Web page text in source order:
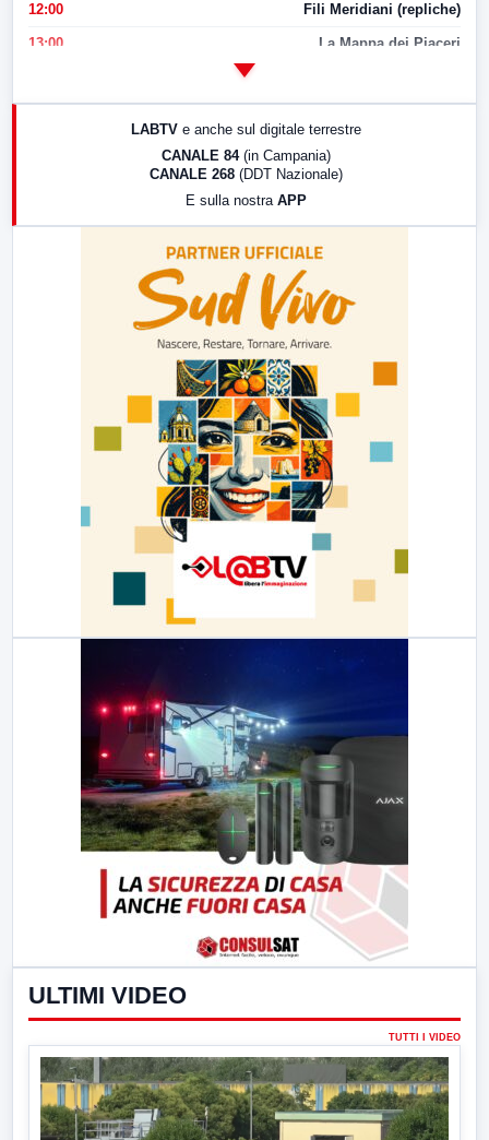
12:00 Fili Meridiani (repliche)
13:00 La Mappa dei Piaceri
17:00 LabNews (replica)
LABTV e anche sul digitale terrestre
CANALE 84 (in Campania)
CANALE 268 (DDT Nazionale)
E sulla nostra APP
ULTIMI VIDEO
TUTTI I VIDEO